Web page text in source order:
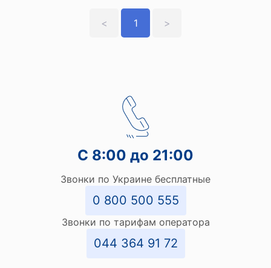
< 1 >
С 8:00 до 21:00
Звонки по Украине бесплатные
0 800 500 555
Звонки по тарифам оператора
044 364 91 72